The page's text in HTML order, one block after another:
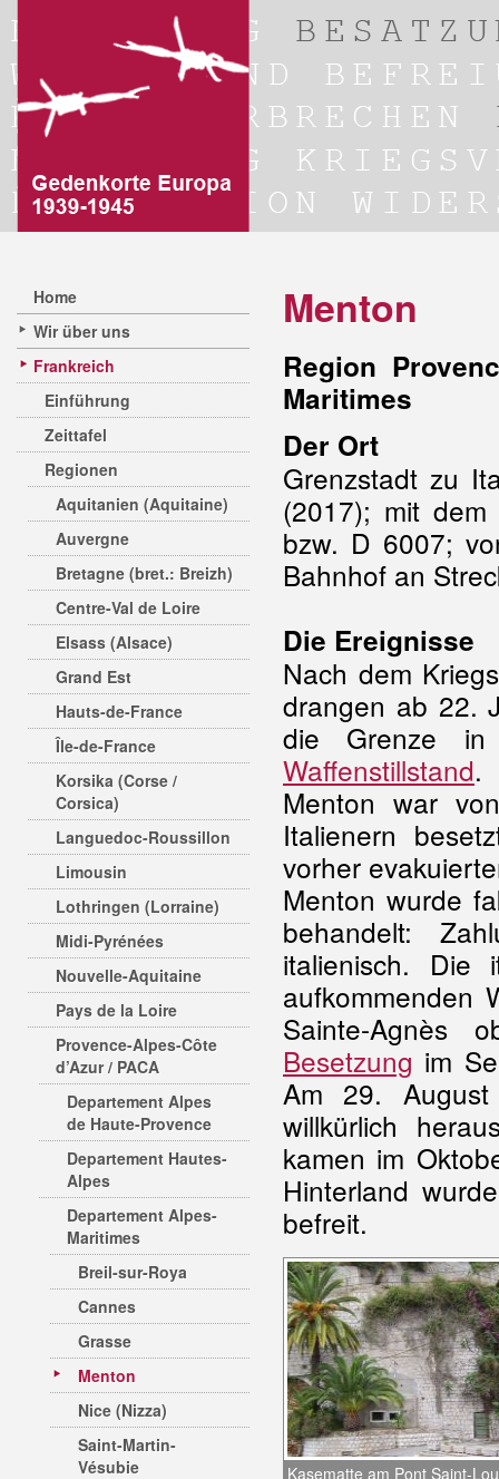
Home
Wir über uns
Frankreich
Einführung
Zeittafel
Regionen
Aquitanien (Aquitaine)
Auvergne
Bretagne (bret.: Breizh)
Centre-Val de Loire
Elsass (Alsace)
Grand Est
Hauts-de-France
Île-de-France
Korsika (Corse /
Corsica)
Languedoc-Roussillon
Limousin
Lothringen (Lorraine)
Midi-Pyrénées
Nouvelle-Aquitaine
Pays de la Loire
Provence-Alpes-Côte
d’Azur / PACA
Departement Alpes
de Haute-Provence
Departement Hautes-
Alpes
Departement Alpes-
Maritimes
Breil-sur-Roya
Cannes
Grasse
Menton
Nice (Nizza)
Saint-Martin-
Vésubie
Menton
Region
Maritimes
Der Ort
Grenzstadt zu
(2017); mit
bzw. D 6007;
Bahnhof an
Die Ereignisse
Nach dem
drangen ab 22.
die Grenze
Waffenstillstand.
Menton war
Italienern
vorher
Menton wurde
behandelt:
italienisch. Die
aufkommenden
Sainte-
Besetzung im
Am 29.
willkürlich
kamen im
Hinterland
befreit.
Kasematte am Pont Saint-